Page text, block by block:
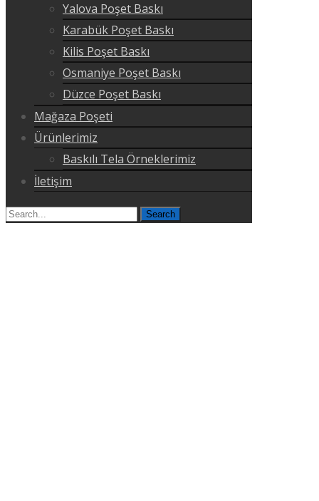
Yalova Poşet Baskı
Karabük Poşet Baskı
Kilis Poşet Baskı
Osmaniye Poşet Baskı
Düzce Poşet Baskı
Mağaza Poşeti
Ürünlerimiz
Baskılı Tela Örneklerimiz
İletişim
Search